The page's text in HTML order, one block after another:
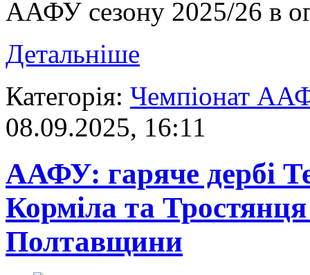
ААФУ сезону 2025/26 в
Детальніше
Категорія: Чемпіонат
08.09.2025, 16:11
ААФУ: гаряче дербі
Корміла та Тростянця
Полтавщини